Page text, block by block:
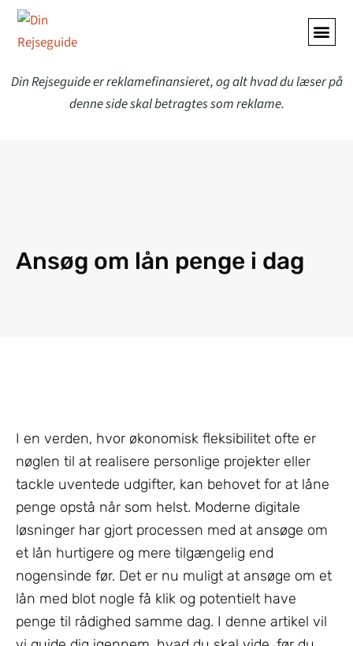
Din Rejseguide er reklamefinansieret, og alt hvad du læser på
denne side skal betragtes som reklame.
Ansøg om lån penge i dag
I en verden, hvor økonomisk fleksibilitet ofte er
nøglen til at realisere personlige projekter eller
tackle uventede udgifter, kan behovet for at låne
penge opstå når som helst. Moderne digitale
løsninger har gjort processen med at ansøge om
et lån hurtigere og mere tilgængelig end
nogensinde før. Det er nu muligt at ansøge om et
lån med blot nogle få klik og potentielt have
penge til rådighed samme dag. I denne artikel vil